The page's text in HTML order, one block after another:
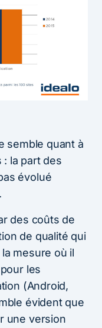
semble quant à
: la part des
évolué
des coûts de
de qualité qui
mesure où il
les
(Android,
évident que
une version